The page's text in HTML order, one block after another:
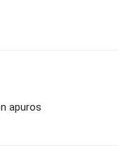
apuros